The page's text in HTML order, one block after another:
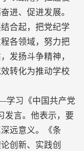
进、促进发展。
合起，把党纪学
各领域，努力把
发扬斗争精神，
转化为推动学校
学习《中国共产党
发言。他表示，要
远意义。《条
创新、实践创